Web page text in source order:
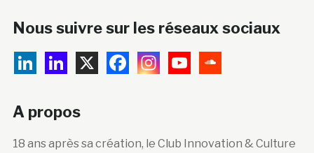
Nous suivre sur les réseaux sociaux
A propos
18 ans après sa création, le Club Innovation & Culture